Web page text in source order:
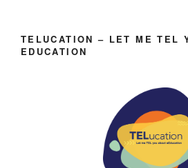
TELUCATION – LET ME TEL
EDUCATION